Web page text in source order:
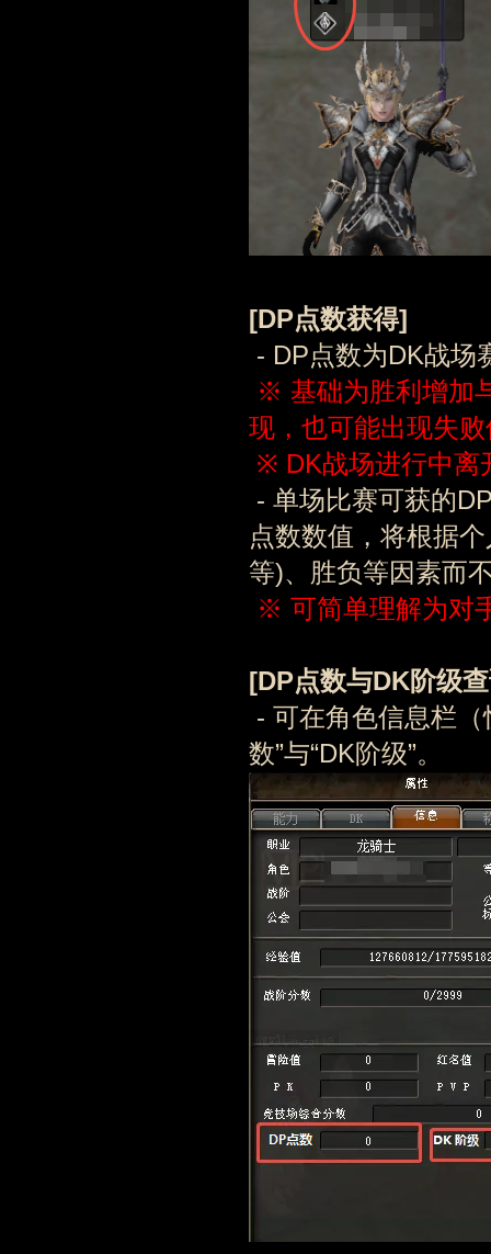
[DP点数获得]
- DP点数为DK战场
※ 基础为胜利增加
现，也可能出现失
※ DK战场进行中离
- 单场比赛可获的
点数数值，将根据
等)、胜负等因素而
※ 可简单理解为对
[DP点数与DK阶级
- 可在角色信息栏
数”与“DK阶级”。